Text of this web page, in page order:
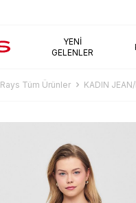
YENI
GELENLER
Rays Tüm Ürünler KADIN